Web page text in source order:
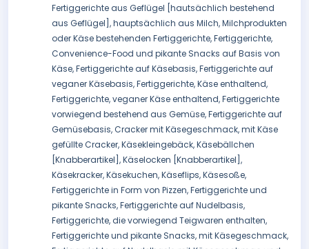
Fertiggerichte aus Geflügel [hautsächlich bestehend
aus Geflügel], hauptsächlich aus Milch, Milchprodukten
oder Käse bestehenden Fertiggerichte, Fertiggerichte,
Convenience-Food und pikante Snacks auf Basis von
Käse, Fertiggerichte auf Käsebasis, Fertiggerichte auf
veganer Käsebasis, Fertiggerichte, Käse enthaltend,
Fertiggerichte, veganer Käse enthaltend, Fertiggerichte
vorwiegend bestehend aus Gemüse, Fertiggerichte auf
Gemüsebasis, Cracker mit Käsegeschmack, mit Käse
gefüllte Cracker, Käsekleingebäck, Käsebällchen
[Knabberartikel], Käselocken [Knabberartikel],
Käsekracker, Käsekuchen, Käseflips, Käsesoße,
Fertiggerichte in Form von Pizzen, Fertiggerichte und
pikante Snacks, Fertiggerichte auf Nudelbasis,
Fertiggerichte, die vorwiegend Teigwaren enthalten,
Fertiggerichte und pikante Snacks, mit Käsegeschmack,